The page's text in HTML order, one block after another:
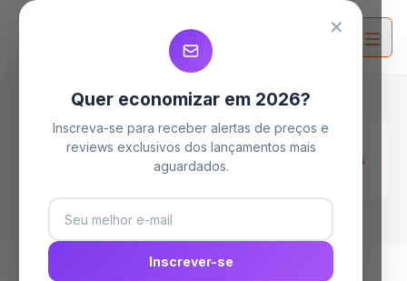
Home
Blog
Como tirar mancha de roupa de bebê: 17 dicas
✕
Quer economizar em 2026?
Inscreva-se para receber alertas de preços e
reviews exclusivos dos lançamentos mais
aguardados.
Inscrever-se